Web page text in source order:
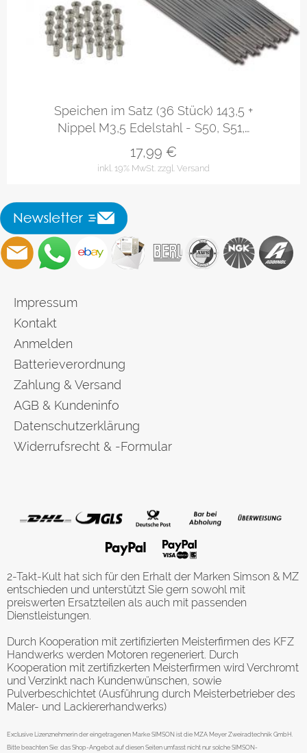
Speichen im Satz (36 Stück) 143,5 +
Nippel M3,5 Edelstahl - S50, S51,…
inkl. 19% MwSt. zzgl. Versand
17,99 €
Impressum
Kontakt
Anmelden
Batterieverordnung
Zahlung & Versand
AGB & Kundeninfo
Datenschutzerklärung
Widerrufsrecht & -Formular
2-Takt-Kult hat sich für den Erhalt der Marken Simson & MZ
entschieden und unterstützt Sie gern sowohl mit
preiswerten Ersatzteilen als auch mit passenden
Dienstleistungen.
Durch Kooperation mit zertifizierten Meisterfirmen des KFZ
Handwerks werden Motoren regeneriert. Durch
Kooperation mit zertifizkerten Meisterfirmen wird Verchromt
und Verzinkt nach Kundenwünschen, sowie
Pulverbeschichtet (Ausführung durch Meisterbetrieber des
Maler- und Lackiererhandwerks)
Exclusive Lizenznehmerin der eingetragenen Marke SIMSON ist die MZA Meyer Zweiradtechnik GmbH.
Bitte beachten Sie: das Shop-Angebot auf diesen Seiten umfasst nicht nur solche SIMSON-